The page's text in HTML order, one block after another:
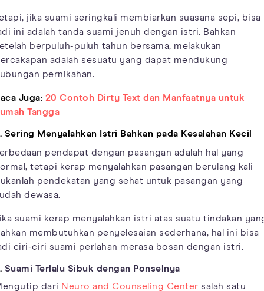
jika suami seringkali membiarkan suasana sepi, bisa
ini adalah tanda suami jenuh dengan istri. Bahkan
berpuluh-puluh tahun bersama, melakukan
adalah sesuatu yang dapat mendukung
pernikahan.
Juga: 20 Contoh Dirty Text dan Manfaatnya untuk
Tangga
Sering Menyalahkan Istri Bahkan pada Kesalahan Kecil
pendapat dengan pasangan adalah hal yang
tetapi kerap menyalahkan pasangan berulang kali
pendekatan yang sehat untuk pasangan yang
dewasa.
suami kerap menyalahkan istri atas suatu tindakan
membutuhkan penyelesaian sederhana, hal ini bisa
ciri-ciri suami perlahan merasa bosan dengan istri.
Suami Terlalu Sibuk dengan Ponselnya
dari Neuro and Counseling Center salah satu